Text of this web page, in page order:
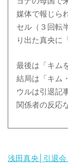
媒体で報じら
セル（３回転
り出た真央に
最後は「キム
結局は「キム
ウルは引退記
関係者の反応
浅田真央│引退